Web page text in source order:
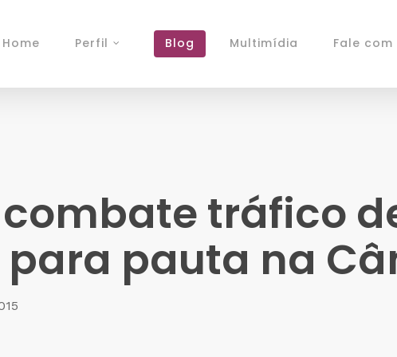
Home Perfil Blog Multimídia Fale com
tráfico
pauta na